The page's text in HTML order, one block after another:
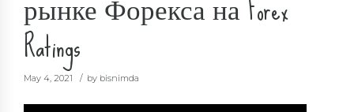
Ratings
May 4, 2021 by bisnimda